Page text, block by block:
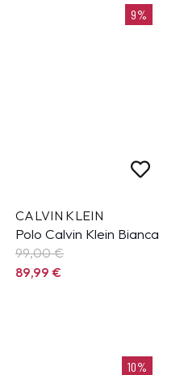
9%
CALVIN KLEIN
Polo Calvin Klein Bianca
99,00 €
89,99€
10%